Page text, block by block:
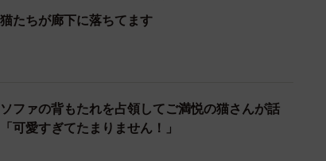
たちが廊下に落ちてます
ファの背もたれを占領してご満悦の猫さんが話
愛すぎてたまりません！」